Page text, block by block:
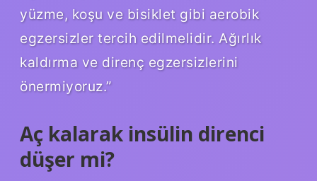
yüzme, koşu ve bisiklet gibi aerobik
egzersizler tercih edilmelidir. Ağırlık
kaldırma ve direnç egzersizlerini
önermiyoruz.”
Aç kalarak insülin direnci
düşer mi?